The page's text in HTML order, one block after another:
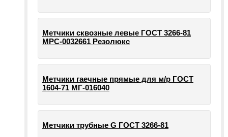
Метчики сквозные левые ГОСТ 3266-81
МРС-0032661 Резолюкс
Метчики гаечные прямые для м/р ГОСТ
1604-71 МГ-016040
Метчики трубные G ГОСТ 3266-81